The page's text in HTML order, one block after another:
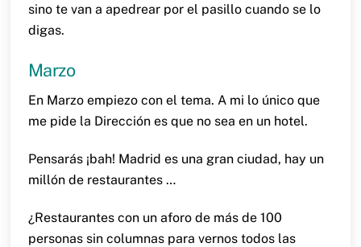
sino te van a apedrear por el pasillo cuando se lo
digas.
Marzo
En Marzo empiezo con el tema. A mi lo único que
me pide la Dirección es que no sea en un hotel.
Pensarás ¡bah! Madrid es una gran ciudad, hay un
millón de restaurantes …
¿Restaurantes con un aforo de más de 100
personas sin columnas para vernos todos las